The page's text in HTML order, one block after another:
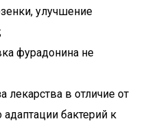
улучшение
фурадонина не
лекарства в отличие от
бактерий к